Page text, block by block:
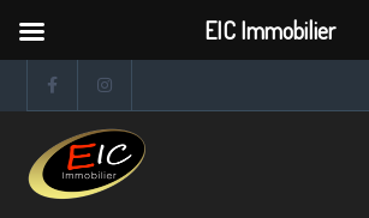
EIC Immobilier